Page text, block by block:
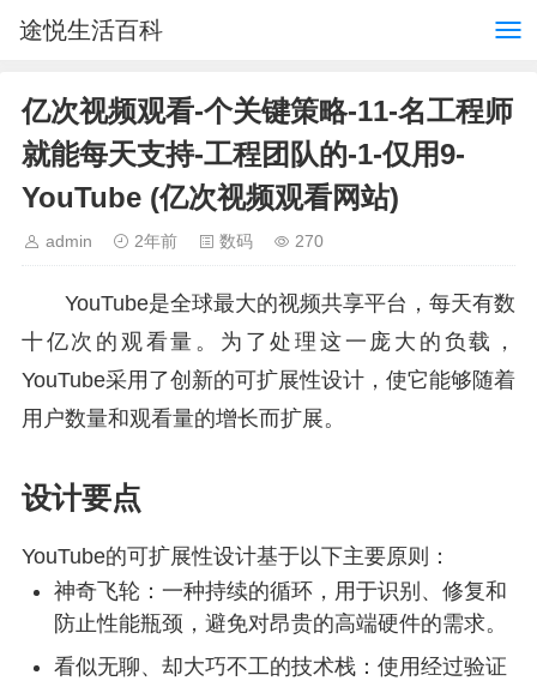
途悦生活百科
亿次视频观看-个关键策略-11-名工程师
就能每天支持-工程团队的-1-仅用9-
YouTube (亿次视频观看网站)
admin 2年前 数码 270
YouTube是全球最大的视频共享平台，每天有数
十亿次的观看量。为了处理这一庞大的负载，
YouTube采用了创新的可扩展性设计，使它能够随着
用户数量和观看量的增长而扩展。
设计要点
YouTube的可扩展性设计基于以下主要原则：
神奇飞轮：一种持续的循环，用于识别、修复和
防止性能瓶颈，避免对昂贵的高端硬件的需求。
看似无聊、却大巧不工的技术栈：使用经过验证